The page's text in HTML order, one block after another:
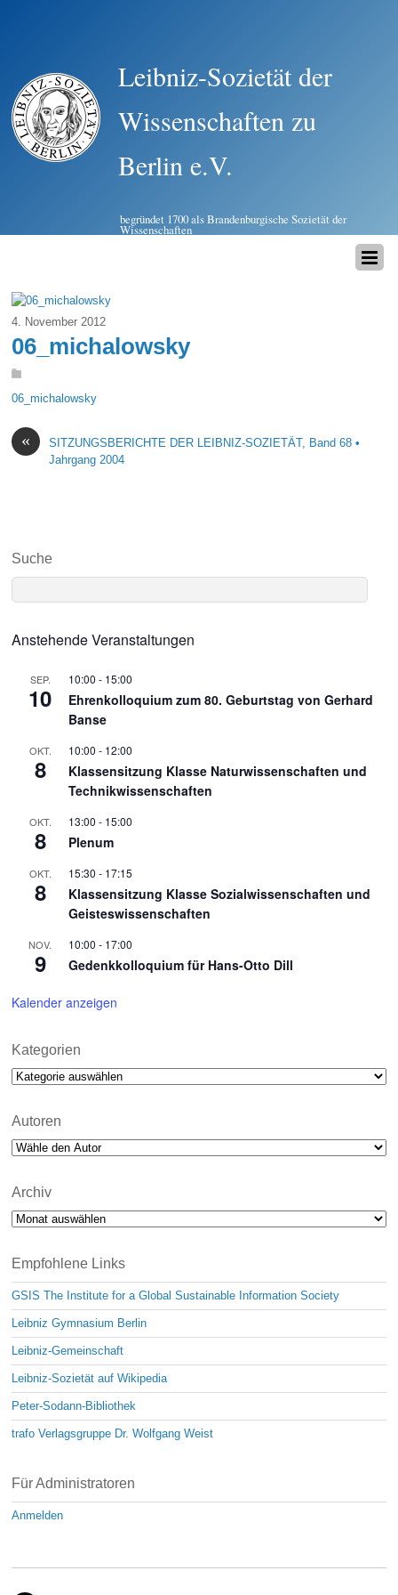
Leibniz-Sozietät der
Wissenschaften zu
Berlin e.V.
begründet 1700 als Brandenburgische Sozietät der
Wissenschaften
4. November 2012
06_michalowsky
06_michalowsky
«
SITZUNGSBERICHTE DER LEIBNIZ-SOZIETÄT, Band 68 •
Jahrgang 2004
Suche
Anstehende Veranstaltungen
SEP.
10
10:00 - 15:00
Ehrenkolloquium zum 80. Geburtstag von Gerhard
Banse
OKT.
8
10:00 - 12:00
Klassensitzung Klasse Naturwissenschaften und
Technikwissenschaften
OKT.
8
13:00 - 15:00
Plenum
OKT.
8
15:30 - 17:15
Klassensitzung Klasse Sozialwissenschaften und
Geisteswissenschaften
NOV.
9
10:00 - 17:00
Gedenkkolloquium für Hans-Otto Dill
Kalender anzeigen
Kategorien
Kategorien
Autoren
Archiv
Archiv
Empfohlene Links
GSIS The Institute for a Global Sustainable Information Society
Leibniz Gymnasium Berlin
Leibniz-Gemeinschaft
Leibniz-Sozietät auf Wikipedia
Peter-Sodann-Bibliothek
trafo Verlagsgruppe Dr. Wolfgang Weist
Für Administratoren
Anmelden